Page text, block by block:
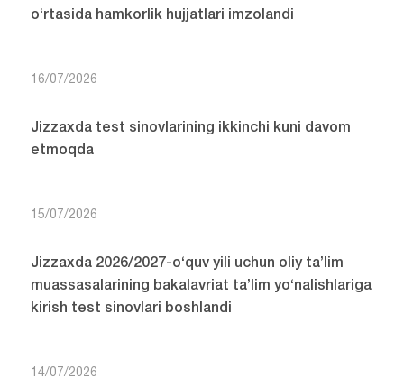
o‘rtasida hamkorlik hujjatlari imzolandi
16/07/2026
Jizzaxda test sinovlarining ikkinchi kuni davom
etmoqda
15/07/2026
Jizzaxda 2026/2027-o‘quv yili uchun oliy ta’lim
muassasalarining bakalavriat ta’lim yo‘nalishlariga
kirish test sinovlari boshlandi
14/07/2026